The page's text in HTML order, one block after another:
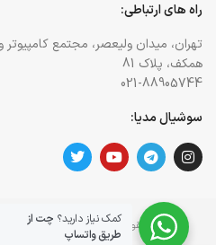
راه های ارتباطی:
تهران، میدان ولیعصر، مجتمع کامپیوتر
همکف، پلاک 81
021-88905744
سوشیال مدیا:
کلیه حقوق برای وبسایت آژمان آی
کمک نیاز دارید؟ چت از
طریق واتساپ